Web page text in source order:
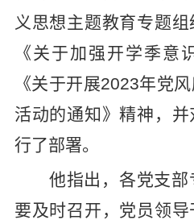
义思想主题教育专题组
《关于加强开学季意
《关于开展2023年党
活动的通知》精神，
行了部署。
他指出，各党支
要及时召开，党员领